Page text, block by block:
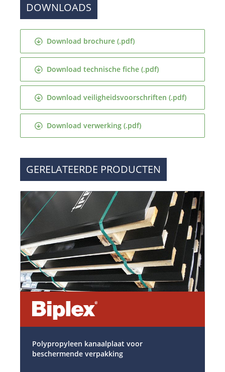
DOWNLOADS
Download brochure (.pdf)
Download technische fiche (.pdf)
Download veiligheidsvoorschriften (.pdf)
Download verwerking (.pdf)
GERELATEERDE PRODUCTEN
Polypropyleen kanaalplaat voor
beschermende verpakking